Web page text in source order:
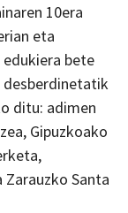
10era
eta
bete
desberdinetatik
ditu: adimen
Gipuzkoako
Santa